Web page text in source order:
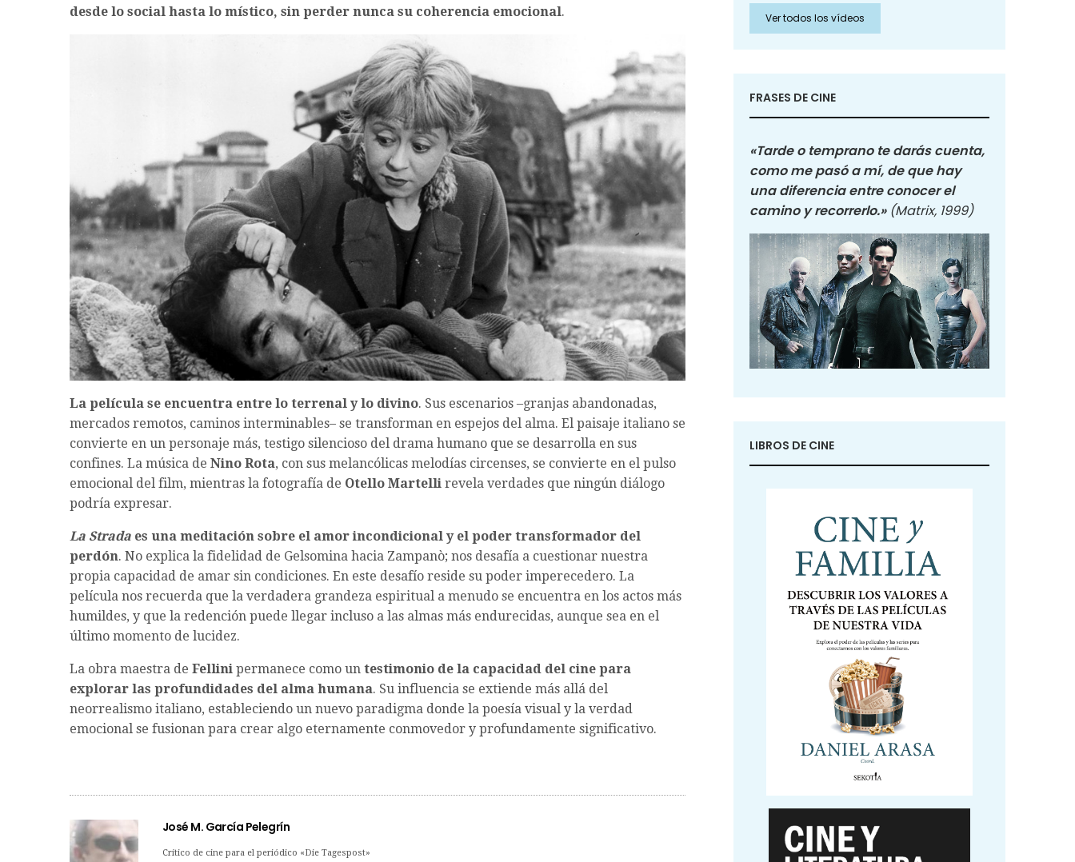
desde lo social hasta lo místico, sin perder nunca su coherencia emocional.
La película se encuentra entre lo terrenal y lo divino. Sus escenarios –granjas abandonadas,
mercados remotos, caminos interminables– se transforman en espejos del alma. El paisaje italiano se
convierte en un personaje más, testigo silencioso del drama humano que se desarrolla en sus
confines. La música de Nino Rota, con sus melancólicas melodías circenses, se convierte en el pulso
emocional del film, mientras la fotografía de Otello Martelli revela verdades que ningún diálogo
podría expresar.
La Strada es una meditación sobre el amor incondicional y el poder transformador del
perdón. No explica la fidelidad de Gelsomina hacia Zampanò; nos desafía a cuestionar nuestra
propia capacidad de amar sin condiciones. En este desafío reside su poder imperecedero. La
película nos recuerda que la verdadera grandeza espiritual a menudo se encuentra en los actos más
humildes, y que la redención puede llegar incluso a las almas más endurecidas, aunque sea en el
último momento de lucidez.
La obra maestra de Fellini permanece como un testimonio de la capacidad del cine para
explorar las profundidades del alma humana. Su influencia se extiende más allá del
neorrealismo italiano, estableciendo un nuevo paradigma donde la poesía visual y la verdad
emocional se fusionan para crear algo eternamente conmovedor y profundamente significativo.
José M. García Pelegrín
Crítico de cine para el periódico «Die Tagespost»
Aceptar cookies de Redes
Sociales
Ver todos los vídeos
FRASES DE CINE
«Tarde o temprano te darás cuenta,
como me pasó a mí, de que hay
una diferencia entre conocer el
camino y recorrerlo.» (Matrix, 1999)
LIBROS DE CINE